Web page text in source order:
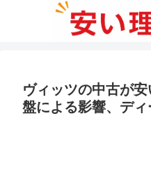
ヴィッツの中古が
盤による影響、デ